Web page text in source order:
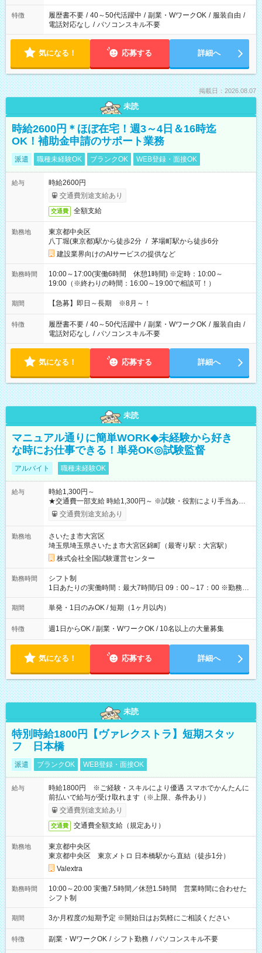
特徴 履歴書不要 / 40～50代活躍中 / 副業・WワークOK / 服装自由 /
電話対応なし / パソコンスキル不要
気になる！ 応募する 詳細へ
掲載日：2026.08.07
未読
時給2600円＊ほぼ在宅！週3～4日＆16時迄
OK！補助金申請のサポート業務
派遣 職種未経験OK ブランクOK WEB登録・面接OK
給与
時給2600円
交通費別途支給あり
交通費 全額支給
勤務地
東京都中央区
八丁堀(東京都)駅から徒歩2分 / 茅場町駅から徒歩6分
建設業界向けのAIサービスの提供など
勤務時間
10:00～17:00(実働6時間 休憩1時間) ※定時：10:00～
19:00（※終わりの時間：16:00～19:00で相談可！）
期間 【急募】即日～長期 ※8月～！
特徴 履歴書不要 / 40～50代活躍中 / 副業・WワークOK / 服装自由 /
電話対応なし / パソコンスキル不要
気になる！ 応募する 詳細へ
未読
マニュアル通りに簡単WORK◆未経験から好き
な時にお仕事できる！単発OK◎試験監督
アルバイト 職種未経験OK
給与
時給1,300円～
★交通費一部支給 時給1,300円～ ※試験・役割により手当あり
※勤務回数により昇給あり 【即給（前払い）オプションあ
り！】 希望される場合、勤務から1週間ほどで給与の一部を受け
例】 ・河合塾模擬試験 8:30～17:30（休憩1時間） 時給1,300円
×8時間＝日収10,400円＋交通費 ※当日の役割により時給＋100
円の場合あり ・国家試験 7:00～13:30（休憩なし） 時給1,300
円（役割手当＋100円）×6時間＝日収8,400円＋交通費 【試用期
間】試用期間なし
交通費別途支給あり
勤務地
さいたま市大宮区
埼玉県埼玉県さいたま市大宮区錦町（最寄り駅：大宮駅）
株式会社全国試験運営センター
勤務時間
シフト制
1日あたりの実働時間：最大7時間/日 09：00～17：00 ※勤務時
間は 試験により異なります。
期間 単発・1日のみOK / 短期（1ヶ月以内）
特徴 週1日からOK / 副業・WワークOK / 10名以上の大量募集
気になる！ 応募する 詳細へ
未読
特別時給1800円【ヴァレクストラ】短期スタッ
フ 日本橋
派遣 ブランクOK WEB登録・面接OK
給与
時給1800円 ※ご経験・スキルにより優遇 スマホでかんたんに
前払いで給与が受け取れます（※上限、条件あり）
交通費別途支給あり
交通費 交通費全額支給（規定あり）
勤務地
東京都中央区
東京都中央区 東京メトロ 日本橋駅から直結（徒歩1分）
Valextra
勤務時間
10:00～20:00 実働7.5時間／休憩1.5時間 営業時間に合わせた
シフト制
期間 3か月程度の短期予定 ※開始日はお気軽にご相談ください
特徴 副業・WワークOK / シフト勤務 / パソコンスキル不要